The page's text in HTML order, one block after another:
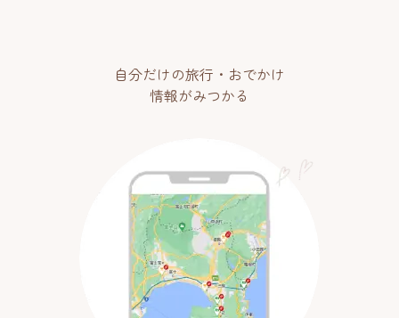
自分だけの旅行・おでかけ
情報がみつかる